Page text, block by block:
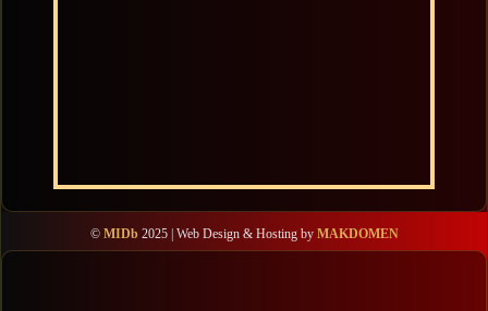
© MIDb2025 | Web Design & Hosting by MAKDOMEN